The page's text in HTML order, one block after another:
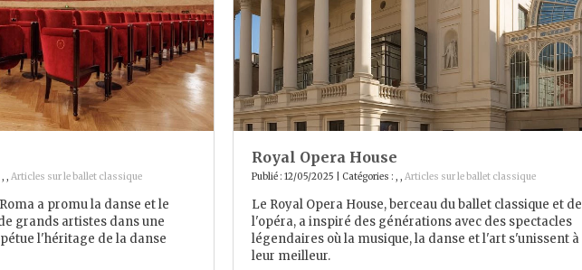
, , Articles sur le ballet classique
a promu la danse et le
grands artistes dans une
l'héritage de la danse
Royal Opera House
Publié : 12/05/2025 | Catégories : , , Articles sur le ballet classique
Le Royal Opera House, berceau du ballet classique et de
l'opéra, a inspiré des générations avec des spectacles
légendaires où la musique, la danse et l'art s'unissent à
leur meilleur.